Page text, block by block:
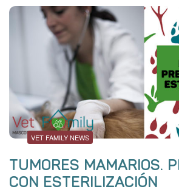
VET FAMILY NEWS
TUMORES MAMARIOS.
CON ESTERILIZACIÓN